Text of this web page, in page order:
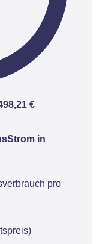
€
in
pro